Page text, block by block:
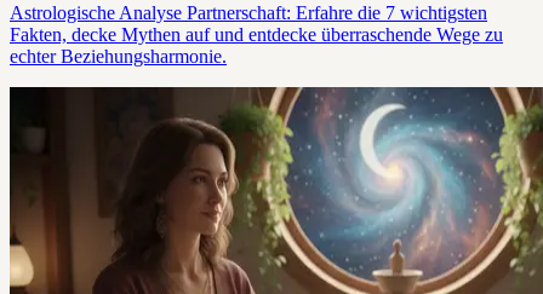
Astrologische Analyse Partnerschaft: Erfahre die 7 wichtigsten
Fakten, decke Mythen auf und entdecke überraschende Wege zu
echter Beziehungsharmonie.